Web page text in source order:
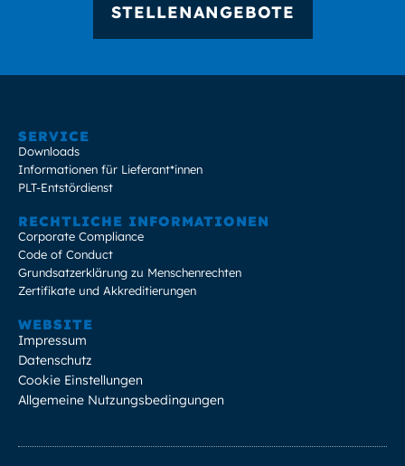
STELLENANGEBOTE
SERVICE
Downloads
Informationen für Lieferant*innen
PLT-Entstördienst
RECHTLICHE INFORMATIONEN
Corporate Compliance
Code of Conduct
Grundsatzerklärung zu Menschenrechten
Zertifikate und Akkreditierungen
WEBSITE
Impressum
Datenschutz
Cookie Einstellungen
Allgemeine Nutzungsbedingungen